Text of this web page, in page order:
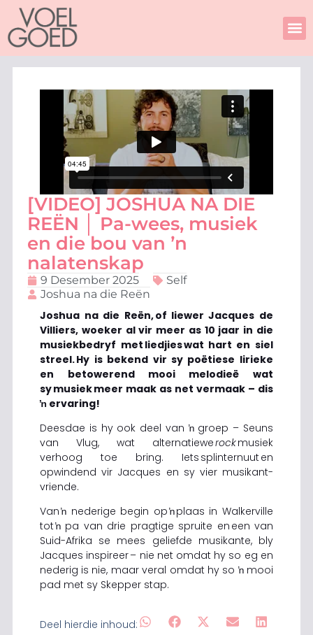
Skip
content
[VIDEO] JOSHUA NA DIE
REËN │ Pa-wees, musiek
en die bou van ŉ
nalatenskap
9 Desember 2025
Self
Joshua na die Reën
Joshua na die Reën, of liewer Jacques de
Villiers, woeker al vir meer as 10 jaar in die
musiekbedryf met liedjies wat hart en siel
streel. Hy is bekend vir sy poëtiese lirieke
en betowerend mooi melodieë wat
sy musiek meer maak as net vermaak – dis
ŉ ervaring!
Deesdae is hy ook deel van ŉ groep – Seuns
van Vlug, wat alternatiewerockmusiek
verhoog toe bring. Iets splinternuut en
opwindend vir Jacques en sy vier musikant-
vriende.
Van ŉ nederige begin op ŉ plaas in Walkerville
tot ŉ pa van drie pragtige spruite en een van
Suid-Afrika se mees geliefde musikante, bly
Jacques inspireer – nie net omdat hy so eg en
nederig is nie, maar veral omdat hy so ŉ mooi
pad met sy Skepper stap.
Deel hierdie inhoud: